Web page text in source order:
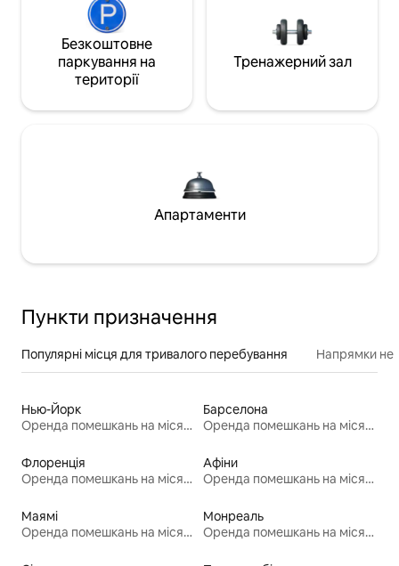
Безкоштовне
паркування на
території
Тренажерний зал
Апартаменти
Пункти призначення
Популярні місця для тривалого перебування Напрямки
Нью-Йорк
Оренда помешкань на місяць
Барселона
Оренда помешкань на місяць
Флоренція
Оренда помешкань на місяць
Афіни
Оренда помешкань на місяць
Маямі
Оренда помешкань на місяць
Монреаль
Оренда помешкань на місяць